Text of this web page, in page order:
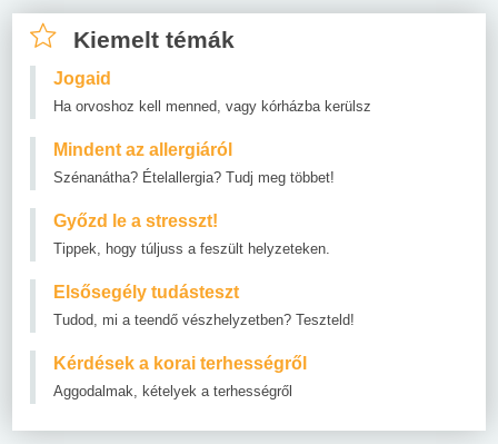
Kiemelt témák
Jogaid
Ha orvoshoz kell menned, vagy kórházba kerülsz
Mindent az allergiáról
Szénanátha? Ételallergia? Tudj meg többet!
Győzd le a stresszt!
Tippek, hogy túljuss a feszült helyzeteken.
Elsősegély tudásteszt
Tudod, mi a teendő vészhelyzetben? Teszteld!
Kérdések a korai terhességről
Aggodalmak, kételyek a terhességről